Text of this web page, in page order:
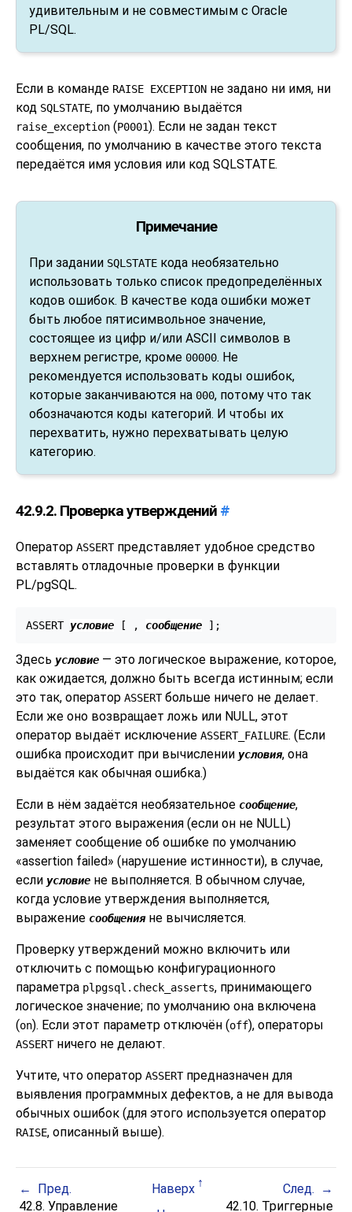
удивительным и не совместимым с Oracle
PL/SQL.
Если в команде RAISE EXCEPTION не задано ни имя, ни
код SQLSTATE, по умолчанию выдаётся
raise_exception (P0001). Если не задан текст
сообщения, по умолчанию в качестве этого текста
передаётся имя условия или код SQLSTATE.
Примечание
При задании SQLSTATE кода необязательно
использовать только список предопределённых
кодов ошибок. В качестве кода ошибки может
быть любое пятисимвольное значение,
состоящее из цифр и/или ASCII символов в
верхнем регистре, кроме 00000. Не
рекомендуется использовать коды ошибок,
которые заканчиваются на 000, потому что так
обозначаются коды категорий. И чтобы их
перехватить, нужно перехватывать целую
категорию.
42.9.2. Проверка утверждений #
Оператор ASSERTпредставляет удобное средство
вставлять отладочные проверки в функции
PL/pgSQL.
ASSERT условие [ , сообщение
Здесь условие — это логическое выражение, которое,
как ожидается, должно быть всегда истинным; если
это так, оператор ASSERTбольше ничего не делает.
Если же оно возвращает ложь или NULL, этот
оператор выдаёт исключение ASSERT_FAILURE. (Если
ошибка происходит при вычислении условия, она
выдаётся как обычная ошибка.)
Если в нём задаётся необязательное сообщение,
результат этого выражения (если он не NULL)
заменяет сообщение об ошибке по умолчанию
«assertion failed» (нарушение истинности), в случае,
если условие не выполняется. В обычном случае,
когда условие утверждения выполняется,
выражение сообщенияне вычисляется.
Проверку утверждений можно включить или
отключить с помощью конфигурационного
параметра plpgsql.check_asserts, принимающего
логическое значение; по умолчанию она включена
(on). Если этот параметр отключён (off), операторы
ASSERTничего не делают.
Учтите, что оператор ASSERTпредназначен для
выявления программных дефектов, а не для вывода
обычных ошибок (для этого используется оператор
RAISE, описанный выше).
Пред. Наверх
След.
42.8. Управление
42.10. Триггерные